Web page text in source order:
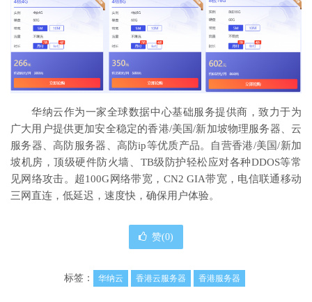
华纳云作为一家全球数据中心基础服务提供商，致力于为
广大用户提供更加安全稳定的香港/美国/新加坡物理服务器、云
服务器、高防服务器、高防ip等优质产品。自营香港/美国/新加
坡机房，顶级硬件防火墙、TB级防护轻松应对各种DDOS等常
见网络攻击。超100G网络带宽，CN2 GIA带宽，电信联通移动
三网直连，低延迟，速度快，确保用户体验。
赞(0)
标签： 华纳云 香港云服务器 香港服务器